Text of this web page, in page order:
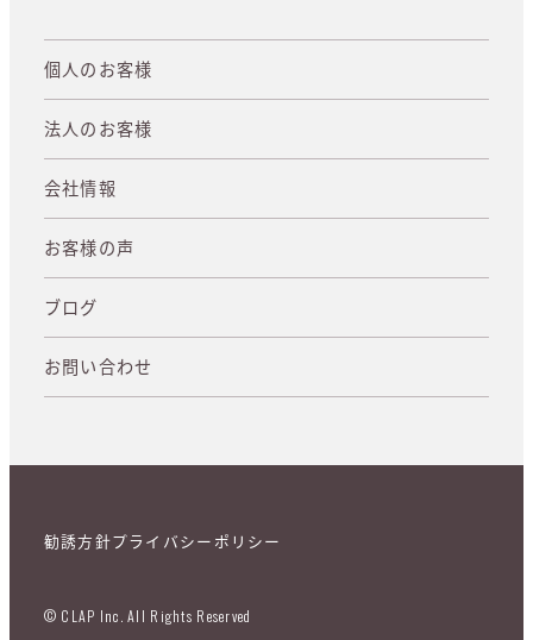
個人のお客様
法人のお客様
会社情報
お客様の声
ブログ
お問い合わせ
© CLAP Inc. All Rights Reserved
勧誘方針プライバシーポリシー